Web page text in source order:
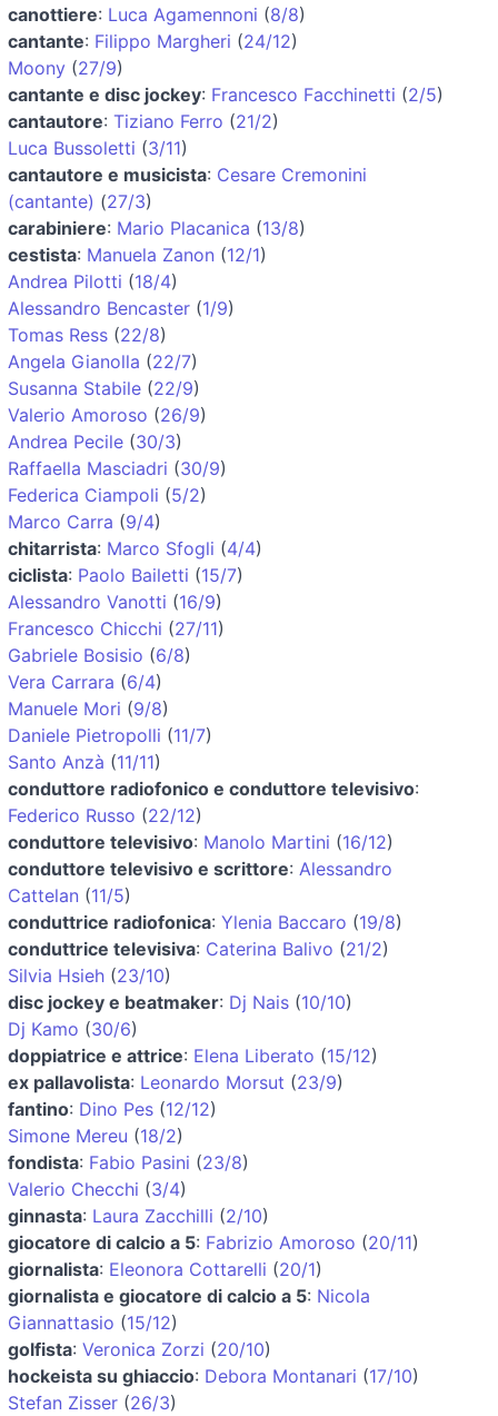
canottiere: Luca Agamennoni (8/8)
cantante: Filippo Margheri (24/12)
Moony (27/9)
cantante e disc jockey: Francesco Facchinetti (2/5)
cantautore: Tiziano Ferro (21/2)
Luca Bussoletti (3/11)
cantautore e musicista: Cesare Cremonini
(cantante) (27/3)
carabiniere: Mario Placanica (13/8)
cestista: Manuela Zanon (12/1)
Andrea Pilotti (18/4)
Alessandro Bencaster (1/9)
Tomas Ress (22/8)
Angela Gianolla (22/7)
Susanna Stabile (22/9)
Valerio Amoroso (26/9)
Andrea Pecile (30/3)
Raffaella Masciadri (30/9)
Federica Ciampoli (5/2)
Marco Carra (9/4)
chitarrista: Marco Sfogli (4/4)
ciclista: Paolo Bailetti (15/7)
Alessandro Vanotti (16/9)
Francesco Chicchi (27/11)
Gabriele Bosisio (6/8)
Vera Carrara (6/4)
Manuele Mori (9/8)
Daniele Pietropolli (11/7)
Santo Anzà (11/11)
conduttore radiofonico e conduttore televisivo:
Federico Russo (22/12)
conduttore televisivo: Manolo Martini (16/12)
conduttore televisivo e scrittore: Alessandro
Cattelan (11/5)
conduttrice radiofonica: Ylenia Baccaro (19/8)
conduttrice televisiva: Caterina Balivo (21/2)
Silvia Hsieh (23/10)
disc jockey e beatmaker: Dj Nais (10/10)
Dj Kamo (30/6)
doppiatrice e attrice: Elena Liberato (15/12)
ex pallavolista: Leonardo Morsut (23/9)
fantino: Dino Pes (12/12)
Simone Mereu (18/2)
fondista: Fabio Pasini (23/8)
Valerio Checchi (3/4)
ginnasta: Laura Zacchilli (2/10)
giocatore di calcio a 5: Fabrizio Amoroso (20/11)
giornalista: Eleonora Cottarelli (20/1)
giornalista e giocatore di calcio a 5: Nicola
Giannattasio (15/12)
golfista: Veronica Zorzi (20/10)
hockeista su ghiaccio: Debora Montanari (17/10)
Stefan Zisser (26/3)